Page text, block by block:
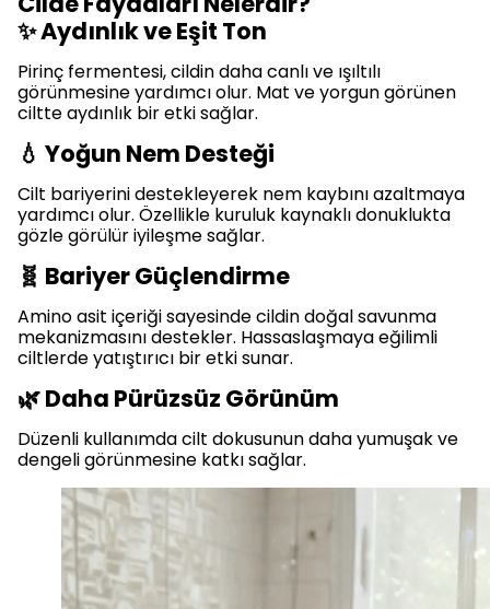
✨ Aydınlık ve Eşit Ton
Pirinç fermentesi, cildin daha canlı ve ışıltılı
görünmesine yardımcı olur. Mat ve yorgun görünen
ciltte aydınlık bir etki sağlar.
💧 Yoğun Nem Desteği
Cilt bariyerini destekleyerek nem kaybını azaltmaya
yardımcı olur. Özellikle kuruluk kaynaklı donuklukta
gözle görülür iyileşme sağlar.
🧬 Bariyer Güçlendirme
Amino asit içeriği sayesinde cildin doğal savunma
mekanizmasını destekler. Hassaslaşmaya eğilimli
ciltlerde yatıştırıcı bir etki sunar.
🌿 Daha Pürüzsüz Görünüm
Düzenli kullanımda cilt dokusunun daha yumuşak ve
dengeli görünmesine katkı sağlar.